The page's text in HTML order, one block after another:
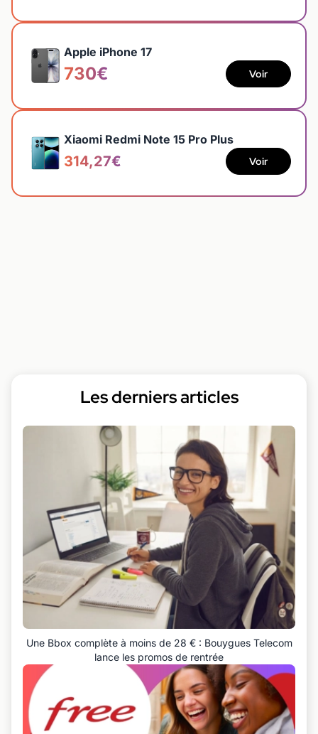
Apple iPhone 17
730€ Voir
Xiaomi Redmi Note 15 Pro Plus
314,27€ Voir
Les derniers articles
Une Bbox complète à moins de 28 € : Bouygues Telecom
lance les promos de rentrée